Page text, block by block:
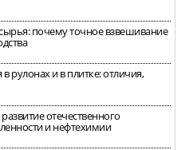
почему точное взвешивание
рулонах и в плитке: отличия,
отечественного
и нефтехимии